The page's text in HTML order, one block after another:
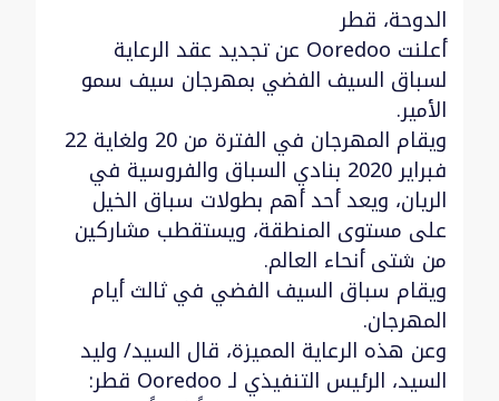
الدوحة، قطر
أعلنت Ooredoo عن تجديد عقد الرعاية
لسباق السيف الفضي بمهرجان سيف سمو
الأمير.
ويقام المهرجان في الفترة من 20 ولغاية 22
فبراير 2020 بنادي السباق والفروسية في
الريان، ويعد أحد أهم بطولات سباق الخيل
على مستوى المنطقة، ويستقطب مشاركين
من شتى أنحاء العالم.
ويقام سباق السيف الفضي في ثالث أيام
المهرجان.
وعن هذه الرعاية المميزة، قال السيد/ وليد
السيد، الرئيس التنفيذي لـ Ooredoo قطر: